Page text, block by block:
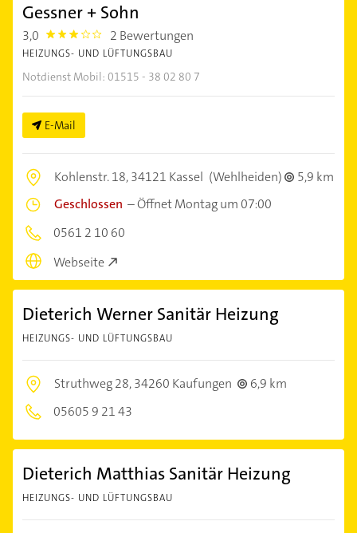
Gessner + Sohn
3,0 3.0 2 Bewertungen
HEIZUNGS- UND LÜFTUNGSBAU
Notdienst Mobil: 01515 - 38 02 80 7
E-Mail
Kohlenstr. 18,34121 Kassel (Wehlheiden)
5,9 km
Geschlossen –Öffnet Montag um 07:00
0561 2 10 60
Webseite
Dieterich Werner Sanitär Heizung
HEIZUNGS- UND LÜFTUNGSBAU
Struthweg 28,34260 Kaufungen
6,9 km
05605 9 21 43
Dieterich Matthias Sanitär Heizung
HEIZUNGS- UND LÜFTUNGSBAU